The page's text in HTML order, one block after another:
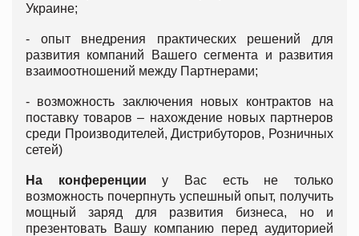
Украине;
- опыт внедрения практических решений для
развития компаний Вашего сегмента и развития
взаимоотношений между Партнерами;
- возможность заключения новых контрактов на
поставку товаров – нахождение новых партнеров
среди Производителей, Дистрибуторов, Розничных
сетей)
На конференции у Вас есть не только
возможность почерпнуть успешный опыт, получить
мощный заряд для развития бизнеса, но и
презентовать Вашу компанию перед аудиторией